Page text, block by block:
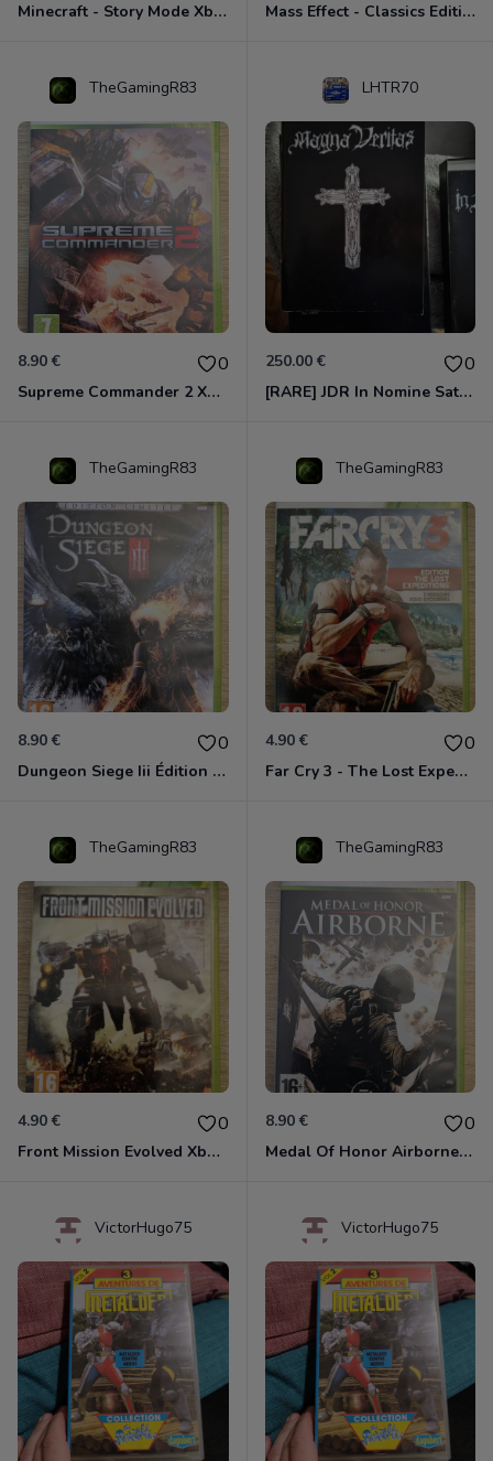
Minecraft - Story Mode Xbox 360 Mass Effect - Classics Edition Xbox 360
TheGamingR83
8.90 € 0
Supreme Commander 2 Xbox 360
LHTR70
250.00 € 0
[RARE] JDR In Nomine Satanis / Magna Veritas – 1ère Édition BOÎTE (DOS BLANC, 1989) - CROC / Siroz
TheGamingR83
8.90 € 0
Dungeon Siege Iii Édition Limitée - Vf Intégrale Xbox 360
TheGamingR83
4.90 € 0
Far Cry 3 - The Lost Expeditions - Edition Spéciale Xbox 360
TheGamingR83
4.90 € 0
Front Mission Evolved Xbox 360
TheGamingR83
8.90 € 0
Medal Of Honor Airborne Xbox 360
VictorHugo75 VictorHugo75